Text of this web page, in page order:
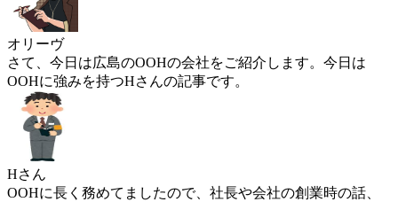
オリーヴ
さて、今日は広島のOOHの会社をご紹介します。今日は
OOHに強みを持つHさんの記事です。
Hさん
OOHに長く務めてましたので、社長や会社の創業時の話、